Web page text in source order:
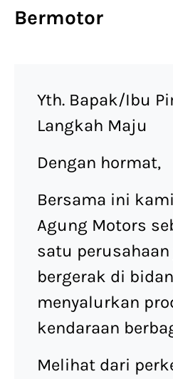
Bermotor
Yth. Bapak/Ibu
Langkah Maju
Dengan hormat,
Bersama ini
Agung Motors
satu perusahaan
bergerak di
menyalurkan
kendaraan
Melihat dari